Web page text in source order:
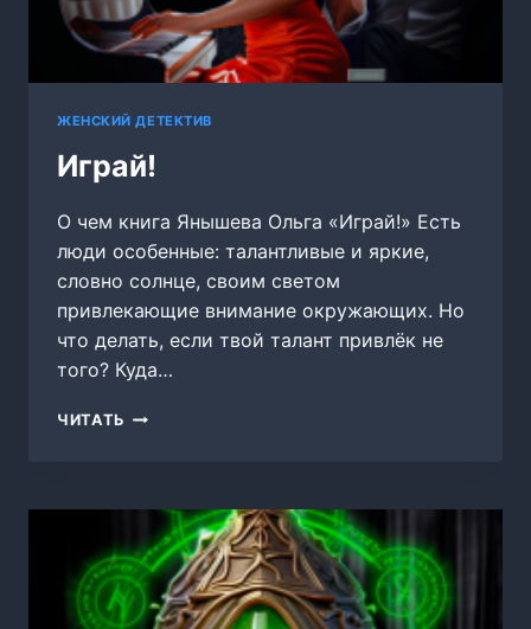
ЖЕНСКИЙ ДЕТЕКТИВ
Играй!
О чем книга Янышева Ольга «Играй!» Есть
люди особенные: талантливые и яркие,
словно солнце, своим светом
привлекающие внимание окружающих. Но
что делать, если твой талант привлёк не
того? Куда…
ЧИТАТЬ ИГРАЙ!